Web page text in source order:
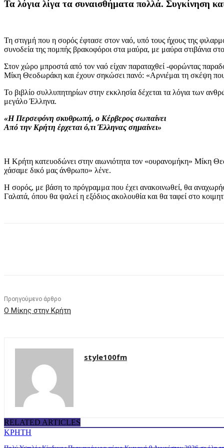
Τα λόγια λίγα τα συναισθήματα πολλά. Συγκίνηση
Τη στιγμή που η σορός έφτασε στον ναό, υπό τους ήχους της
συνοδεία της πομπής βρακοφόροι στα μαύρα, με μαύρα στιβάνια
Στον χώρο μπροστά από τον ναό είχαν παραταχθεί -φορώντας
Μίκη Θεοδωράκη και έχουν σηκώσει πανό: «Αρνιέμαι τη σκέψη που
Το βιβλίο συλλυπητηρίων στην εκκλησία δέχεται τα λόγια των
μεγάλο Έλληνα.
«Η Περσεφόνη σκυθρωπή, ο Κέρβερος σωπαίνει
Από την Κρήτη έρχεται ό,τι Έλληνας σημαίνει»
Η Κρήτη κατευοδώνει στην αιωνιότητα τον «ουρανομήκη» Μίκη
χάσαμε δικό μας άνθρωπο» λένε.
Η σορός, με βάση το πρόγραμμα που έχει ανακοινωθεί, θα
Γαλατά, όπου θα ψαλεί η εξόδιος ακολουθία και θα ταφεί στο
Προηγούμενο άρθρο
Ο Μίκης στην Κρήτη
style100fm
RELATED ARTICLES
ΚΡΗΤΗ